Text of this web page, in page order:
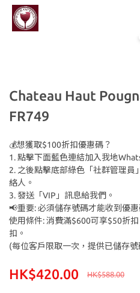
Chateau Haut
FR749
💰想獲取$100折扣優惠碼？
1. 點擊下面藍色連結加入我地
2. 之後點擊底部綠色「社群管理
絡人。
3. 發送「VIP」訊息給我們。
📢重要: 必須儲存號碼才能收到優惠
使用條件: 消費滿$600可享$50折
扣。
(每位客戶限取一次，提供已儲存
HK$588.00
HK$420.00